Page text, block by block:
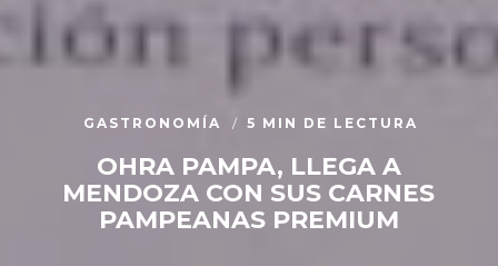
GASTRONOMÍA 5 MIN DE LECTURA
OHRA PAMPA, LLEGA A
MENDOZA CON SUS CARNES
PAMPEANAS PREMIUM